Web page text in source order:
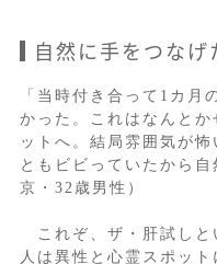
自然に手をつなげ
「当時付き合って1カ月
かった。これはなんと
ットへ。結局雰囲気が
ともビビっていたから
京・32歳男性）
これぞ、ザ・肝試しと
人は異性と心霊スポッ